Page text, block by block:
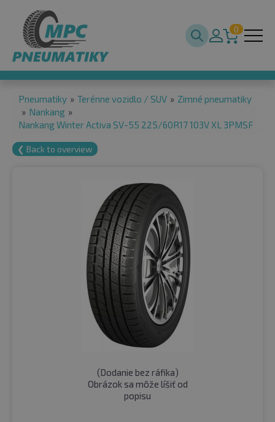
0
Pneumatiky » Terénne vozidlo / SUV » Zimné pneumatiky
» Nankang »
Nankang Winter Activa SV-55 225/60R17 103V XL 3PMSF
❮ Back to overview
(Dodanie bez ráfika)
Obrázok sa môže líšiť od
popisu